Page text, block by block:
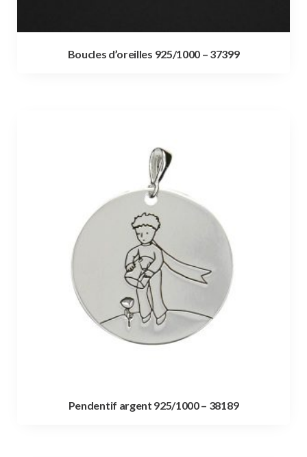
Boucles d’oreilles 925/1000 – 37399
Pendentif argent 925/1000 – 38189